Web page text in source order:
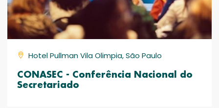
Hotel Pullman Vila Olimpia, São Paulo
CONASEC - Conferência Nacional do
Secretariado